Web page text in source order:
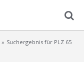
Suchergebnis für PLZ 65